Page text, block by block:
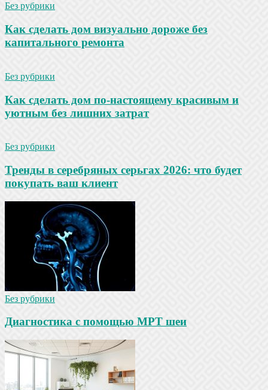
Без рубрики
Как сделать дом визуально дороже без
капитального ремонта
Без рубрики
Как сделать дом по-настоящему красивым и
уютным без лишних затрат
Без рубрики
Тренды в серебряных серьгах 2026: что будет
покупать ваш клиент
Без рубрики
Диагностика с помощью МРТ шеи